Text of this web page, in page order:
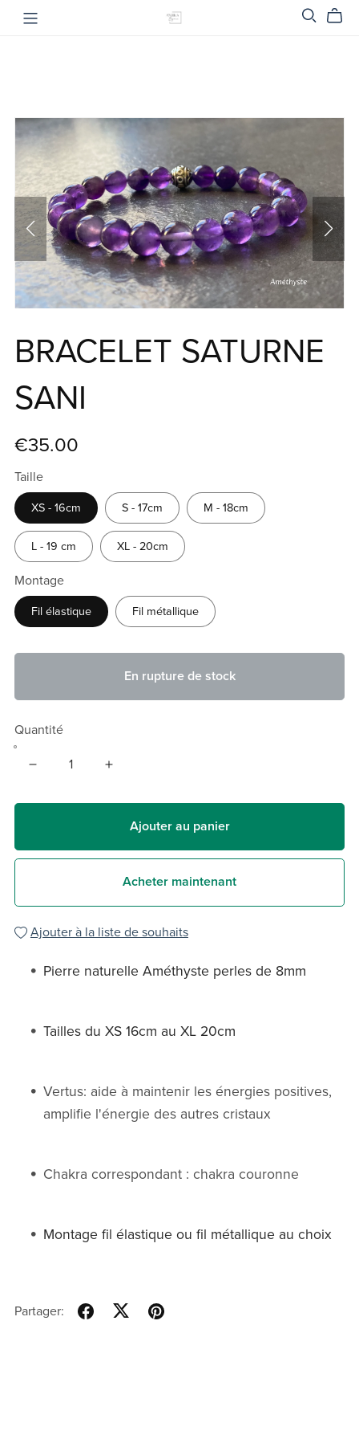
BRACELET SATURNE
SANI
€35.00
Taille
XS - 16cm S - 17cm M - 18cm
L - 19 cm XL - 20cm
Montage
Fil élastique Fil métallique
En rupture de stock
Quantité
Ajouter au panier
Acheter maintenant
Ajouter à la liste de souhaits
Pierre naturelle Améthyste perles de 8mm
Tailles du XS 16cm au XL 20cm
Vertus: aide à maintenir les énergies positives,
amplifie l'énergie des autres cristaux
Chakra correspondant : chakra couronne
Montage fil élastique ou fil métallique au choix
Partager: